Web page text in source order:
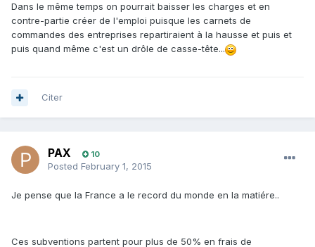
Dans le même temps on pourrait baisser les charges et en
contre-partie créer de l'emploi puisque les carnets de
commandes des entreprises repartiraient à la hausse et puis et
puis quand même c'est un drôle de casse-tête...
Citer
PAX 10
Posted February 1, 2015
Je pense que la France a le record du monde en la matiére..
Ces subventions partent pour plus de 50% en frais de